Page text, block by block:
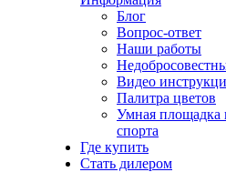
Блог
Вопрос-ответ
Наши работы
Видео
Палитра цветов
Умная площадка
спорта
Где купить
Стать дилером